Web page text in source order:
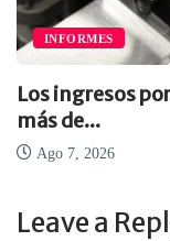
INFORMES
Los ingresos
más de...
Ago 7, 2026
Leave a